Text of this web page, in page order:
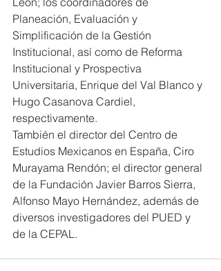
Planeación, Evaluación y
Simplificación de la Gestión
Institucional, así como de Reforma
Institucional y Prospectiva
Universitaria, Enrique del Val Blanco y
Hugo Casanova Cardiel,
respectivamente.
También el director del Centro de
Estudios Mexicanos en España, Ciro
Murayama Rendón; el director general
de la Fundación Javier Barros Sierra,
Alfonso Mayo Hernández, además de
diversos investigadores del PUED y
de la CEPAL.